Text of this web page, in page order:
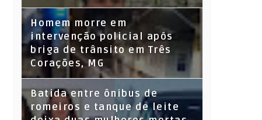
Homem morre em
intervenção policial após
briga de trânsito em Três
Corações, MG
Batida entre ônibus de
romeiros e tanque de leite